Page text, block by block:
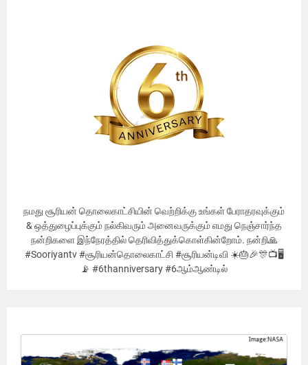
நமது சூரியன் தொலைகாட்சியின் வெற்றிக்கு உங்கள் பேராதரவுக்கும்
& ஒத்துழைப்புக்கும் நல்கிவரும் அனைவருக்கும் எமது நெஞ்சார்ந்த
நன்றிகளை இந்நேரத்தில் தெரிவித்துக்கொள்கின்றோம். நன்றி🙏
#Sooriyantv #சூரியன்தொலைகாட்சி #சூரியன்டிவி ☀️🎂🎉🎊📺🖥
📡 #6thanniversary #6ஆம்ஆண்டில்